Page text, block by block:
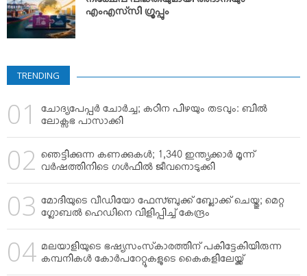
എംഎസ്‌സി ഗ്രൂപ്പും
TRENDING
ചോദ്യപേപ്പര്‍ ചോര്‍ച്ച; കഠിന പിഴയും തടവും: ബില്‍
ലോക്സഭ പാസാക്കി
ഞെട്ടിക്കുന്ന കണക്കുകള്‍; 1,340 ഇന്ത്യക്കാര്‍ മൂന്ന്
വര്‍ഷത്തിനിടെ ഗള്‍ഫില്‍ ജീവനൊടുക്കി
മോദിയുടെ വീഡിയോ ഫേസ്ബുക്ക് ബ്ലോക്ക് ചെയ്തു; മെറ്റ
ഗ്ലോബല്‍ ഹെഡിനെ വിളിപ്പിച്ച് കേന്ദ്രം
മലയാളിയുടെ ഭഷ്യസംസ്‌കാരത്തിന് പകിട്ടേകിയിരുന്ന
കമ്പനികള്‍ കോര്‍പറേറ്റുകളുടെ കൈകളിലേയ്ക്ക്